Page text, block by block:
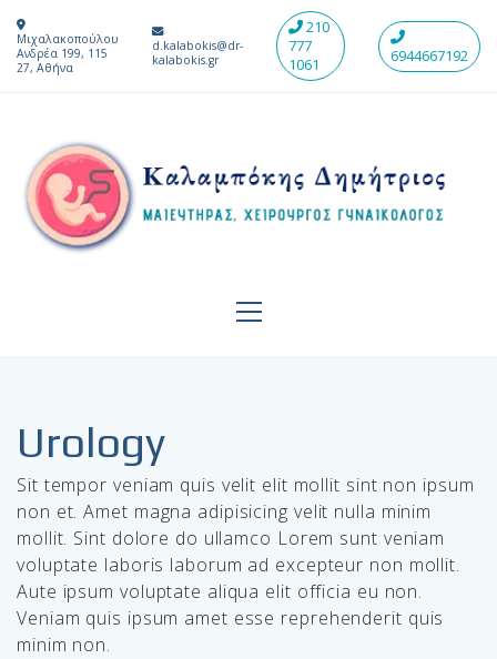
Μιχαλακοπούλου
Ανδρέα 199, 115
27, Αθήνα
d.kalabokis@dr-
kalabokis.gr
210
777
1061
6944667192
Urology
Sit tempor veniam quis velit elit mollit sint non ipsum
non et. Amet magna adipisicing velit nulla minim
mollit. Sint dolore do ullamco Lorem sunt veniam
voluptate laboris laborum ad excepteur non mollit.
Aute ipsum voluptate aliqua elit officia eu non.
Veniam quis ipsum amet esse reprehenderit quis
minim non.